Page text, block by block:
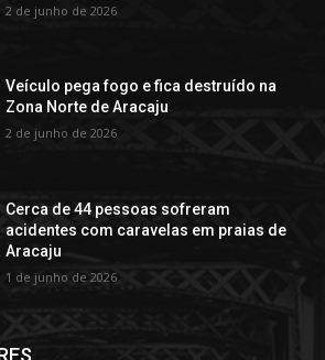
2 de junho de 2026
Veículo pega fogo e fica destruído na
Zona Norte de Aracaju
2 de junho de 2026
Cerca de 44 pessoas sofreram
acidentes com caravelas em praias de
Aracaju
1 de junho de 2026